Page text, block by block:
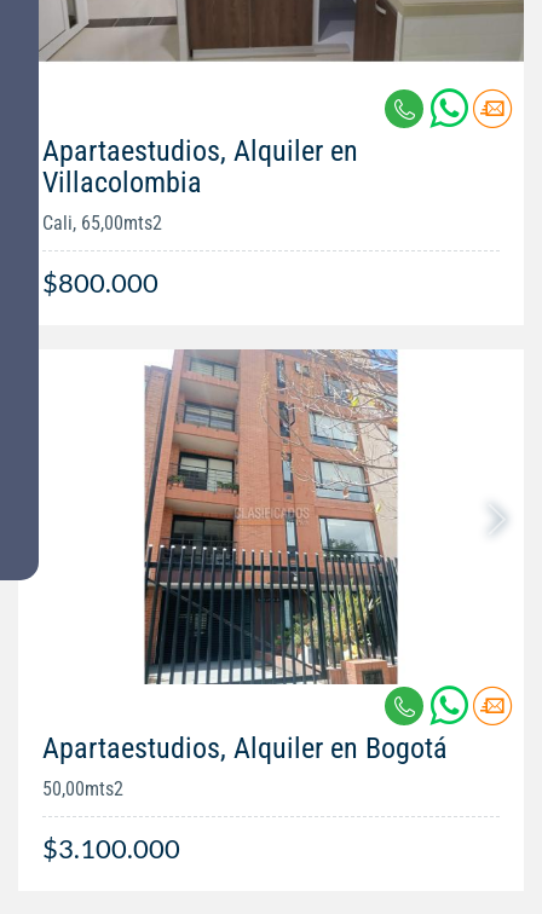
Apartaestudios, Alquiler en
Villacolombia
Cali, 65,00mts2
$800.000
Apartaestudios, Alquiler en Bogotá
50,00mts2
$3.100.000